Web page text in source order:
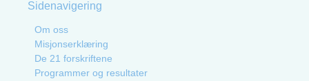
Sidenavigering
Om oss
Misjonserklæring
De 21 forskriftene
Programmer og resultater